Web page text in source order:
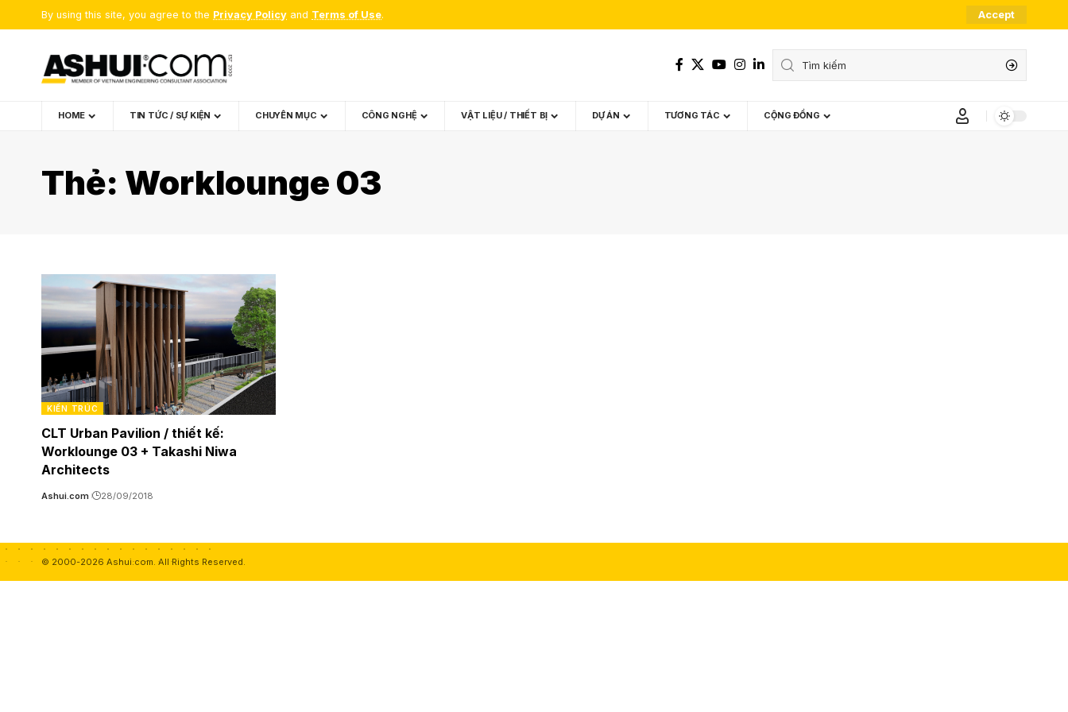
By using this site, you agree to the Privacy Policy and Terms of Use. Accept
HOME TIN TỨC / SỰ KIỆN CHUYÊN MỤC CÔNG NGHỆ VẬT LIỆU / THIẾT BỊ DỰ ÁN TƯƠNG TÁC CỘNG ĐỒNG
Thẻ: Worklounge 03
KIẾN TRÚC
CLT Urban Pavilion / thiết kế:
Worklounge 03 + Takashi Niwa
Architects
Ashui.com 28/09/2018
© 2000-2026 Ashui.com. All Rights Reserved.